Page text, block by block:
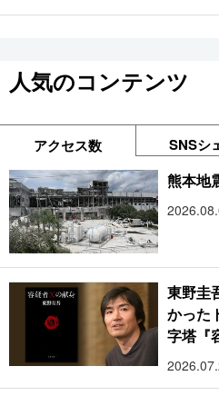
人気のコンテンツ
アクセス数 SNSシ
熊本地
東野圭
かった
字塔『